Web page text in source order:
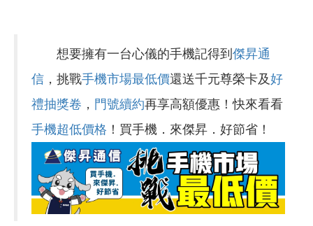
想要擁有一台心儀的手機記得到 傑昇通
信 ，挑戰手機市場最低價還送千元尊榮卡及好
禮抽獎卷 ， 門號續約再享高額優惠！快來看看
手機超低價格 ！買手機．來傑昇．好節省！